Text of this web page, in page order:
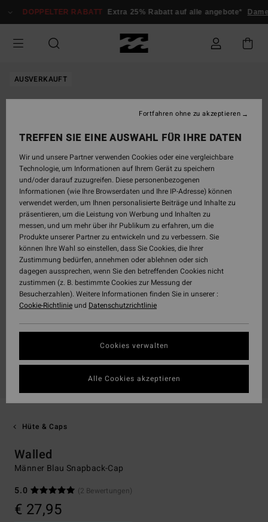
zur
springen
DOPPELTER RABATT Extra 25% Rabatt auf alle angebote* Damen
AUSVERKAUFT
Hüte & Caps
Walled
Männer Blau Snapback-Cap
5.0
(2 Bewertungen)
€ 27,95
TREFFEN SIE EINE AUSWAHL FÜR IHRE DATEN
Wir und unsere Partner verwenden Cookies oder eine vergleichbare
Technologie, um Informationen auf Ihrem Gerät zu speichern
und/oder darauf zuzugreifen. Diese personenbezogenen
Informationen (wie Ihre Browserdaten und Ihre IP-Adresse) können
verwendet werden, um Ihnen personalisierte Beiträge und Inhalte zu
präsentieren, um die Leistung von Werbung und Inhalten zu
messen, und um mehr über ihr Publikum zu erfahren, um die
Produkte unserer Partner zu entwickeln und zu verbessern. Sie
können Ihre Wahl so einstellen, dass Sie Cookies, die Ihrer
Zustimmung bedürfen, annehmen oder ablehnen oder sich
dagegen aussprechen, wenn Sie den betreffenden Cookies nicht
zustimmen (z. B. bestimmte Cookies zur Messung der
Besucherzahlen). Weitere Informationen finden Sie in unserer :
Cookie-Richtlinieund Datenschutzrichtlinie
Cookies verwalten
Fortfahren ohne zu akzeptieren
Alle Cookies akzeptieren